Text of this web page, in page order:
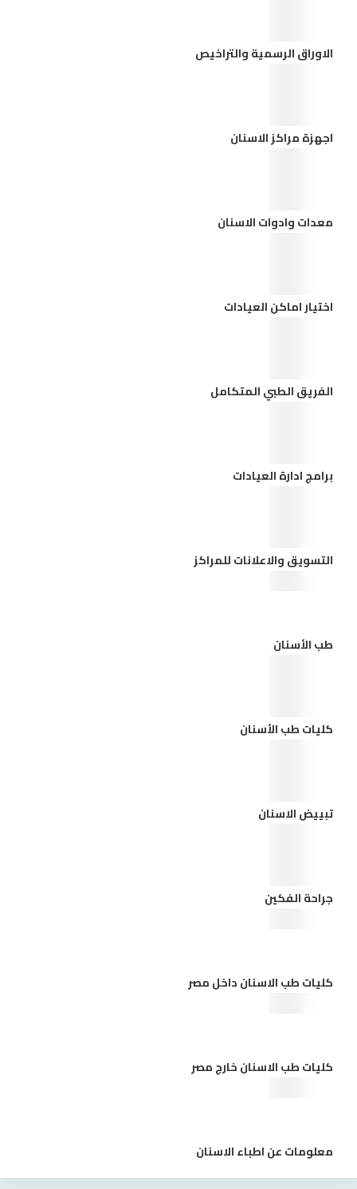
الاوراق الرسمية والتراخيص
اجهزة مراكز الاسنان
معدات وادوات الاسنان
اختيار اماكن العيادات
الفريق الطبي المتكامل
برامج ادارة العيادات
التسويق والاعلانات للمراكز
طب الأسنان
كليات طب الأسنان
تبييض الاسنان
جراحة الفكين
كليات طب الاسنان داخل مصر
كليات طب الاسنان خارج مصر
معلومات عن اطباء الاسنان